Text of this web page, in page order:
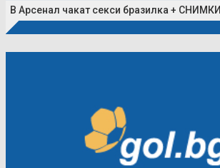
В Арсенал чакат секси бразилка + СНИМКИ